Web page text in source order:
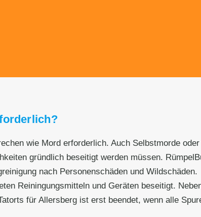
wie Mord erforderlich. Auch Selbstmorde
gründlich beseitigt werden müssen.
nach Personenschäden und Wildschäden.
Reiningungsmitteln und Geräten beseitigt.
für Allersberg ist erst beendet, wenn alle